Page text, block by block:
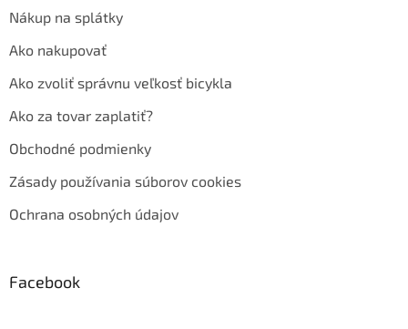
Nákup na splátky
Ako nakupovať
Ako zvoliť správnu veľkosť bicykla
Ako za tovar zaplatiť?
Obchodné podmienky
Zásady používania súborov cookies
Ochrana osobných údajov
Facebook